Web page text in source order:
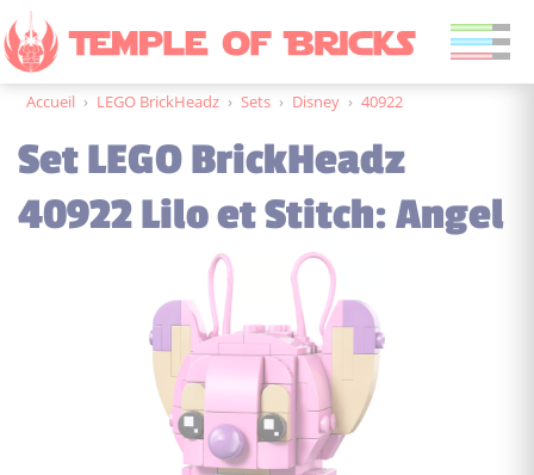
Accueil › LEGO BrickHeadz › Sets › Disney › 40922
Set LEGO BrickHeadz
40922 Lilo et Stitch: Angel